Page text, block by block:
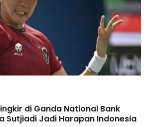
di Ganda National Bank
Sutjiadi Jadi Harapan Indonesia